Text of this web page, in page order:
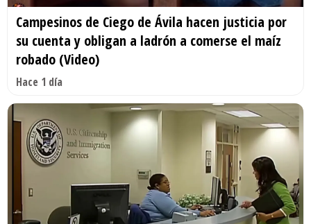
Campesinos de Ciego de Ávila hacen justicia por
su cuenta y obligan a ladrón a comerse el maíz
robado (Video)
Hace 1 día